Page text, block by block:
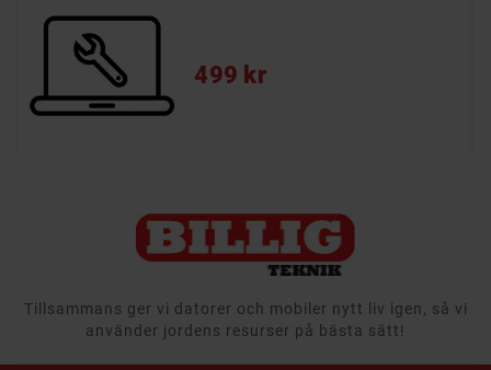
499 kr
Pris
Tillsammans ger vi datorer och mobiler nytt liv igen, så vi
använder jordens resurser på bästa sätt!